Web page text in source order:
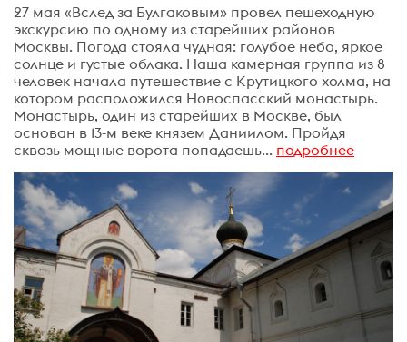
27 мая «Вслед за Булгаковым» провел пешеходную
экскурсию по одному из старейших районов
Москвы. Погода стояла чудная: голубое небо, яркое
солнце и густые облака. Наша камерная группа из 8
человек начала путешествие с Крутицкого холма, на
котором расположился Новоспасский монастырь.
Монастырь, один из старейших в Москве, был
основан в 13-м веке князем Даниилом. Пройдя
сквозь мощные ворота попадаешь... подробнее